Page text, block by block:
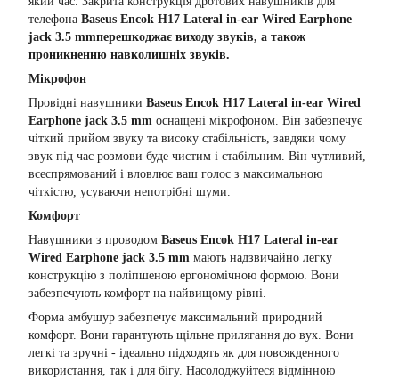
телефона Baseus Encok H17 Lateral in-ear Wired Earphone
jack 3.5 mmперешкоджає виходу звуків, а також
проникненню навколишніх звуків.
Мікрофон
Провідні навушники Baseus Encok H17 Lateral in-ear Wired
Earphone jack 3.5 mm оснащені мікрофоном. Він забезпечує
чіткий прийом звуку та високу стабільність, завдяки чому
звук під час розмови буде чистим і стабільним. Він чутливий,
всеспрямований і вловлює ваш голос з максимальною
чіткістю, усуваючи непотрібні шуми.
Комфорт
Навушники з проводом Baseus Encok H17 Lateral in-ear
Wired Earphone jack 3.5 mm мають надзвичайно легку
конструкцію з поліпшеною ергономічною формою. Вони
забезпечують комфорт на найвищому рівні.
Форма амбушур забезпечує максимальний природний
комфорт. Вони гарантують щільне прилягання до вух. Вони
легкі та зручні - ідеально підходять як для повсякденного
використання, так і для бігу. Насолоджуйтеся відмінною